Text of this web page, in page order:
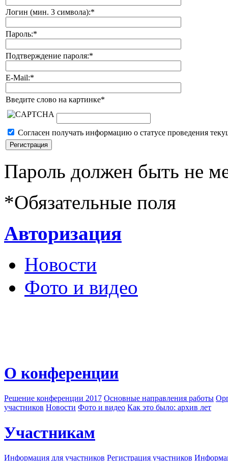
Логин (мин. 3 символа):*
Пароль:*
Подтверждение пароля:*
E-Mail:*
Введите слово на картинке*
Согласен получать информацию о статусе проведения
Пароль должен быть не
*Обязательные поля
Авторизация
Новости
Фото и видео
О конференции
Решение конференции 2017 Основные направления работы
участников Новости Фото и видео Как это было: архив лет
Участникам
Информация для участников Регистрация участников